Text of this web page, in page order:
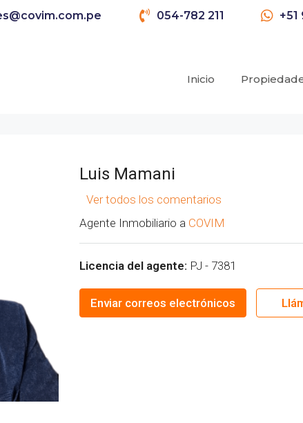
054-782 211 +51
Inicio
Luis Mamani
Ver todos los comentarios
Agente Inmobiliario a COVIM
Licencia del agente: PJ - 7381
Enviar correos electrónicos